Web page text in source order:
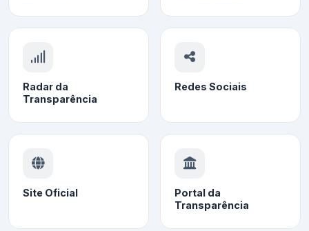
Radar da
Transparência
Redes Sociais
Site Oficial
Portal da
Transparência